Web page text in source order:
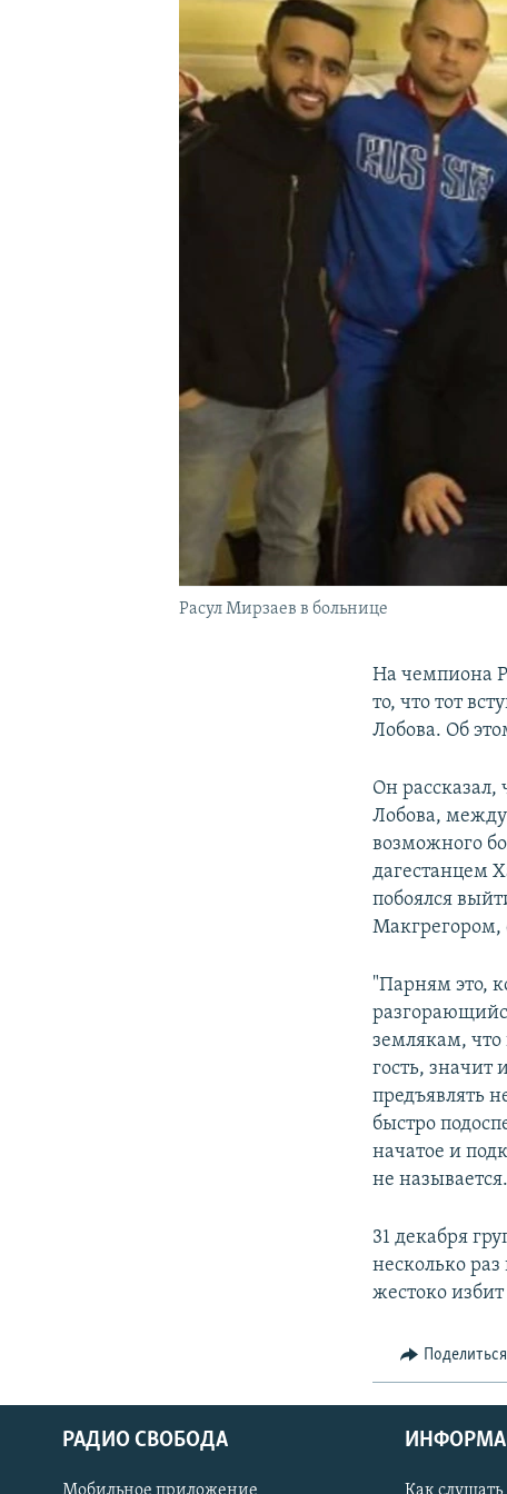
ПОДПИШИТЕСЬ НА РАССЫЛКУ
Расул Мирзаев в больнице
На чемпиона
то, что тот
Лобова. Об
Он рассказал,
Лобова,
возможного
дагестанцем
побоялся
Макгрегором,
"Парням это,
землякам, что
гость, значит
предъявлять
быстро
начатое и
не называется.
31 декабря
несколько
жестоко
Поделиться
РАДИО СВОБОДА